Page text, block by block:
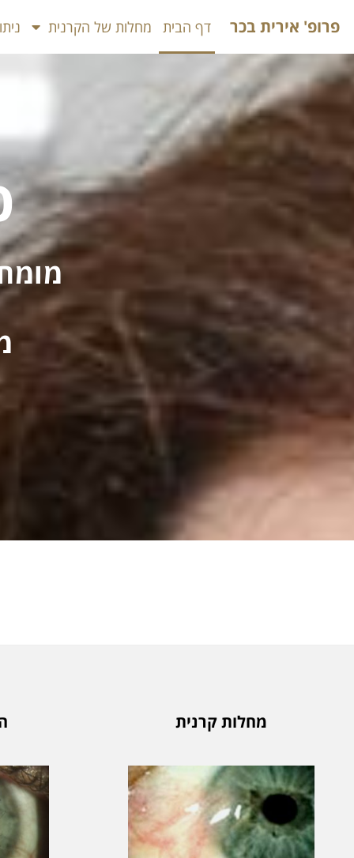
פרופ' אירית בכר דף הבית מחלות של הקרנית
מחלות קרנית